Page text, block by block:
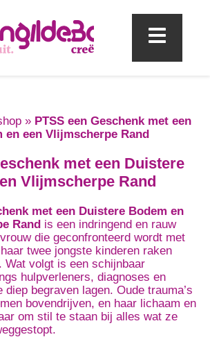
» PTSS een Geschenk met een
en een Vlijmscherpe Rand
met een Duistere
Vlijmscherpe Rand
met een Duistere Bodem en
Rand is een indringend en rauw
die geconfronteerd wordt met
twee jongste kinderen raken
Wat volgt is een schijnbaar
hulpverleners, diagnoses en
diep begraven lagen. Oude trauma’s
bovendrijven, en haar lichaam en
om stil te staan bij alles wat ze